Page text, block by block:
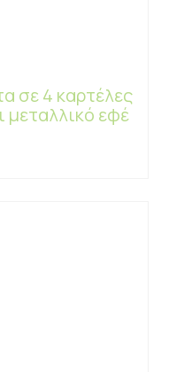
σε 4 καρτέλες
μεταλλικό εφέ